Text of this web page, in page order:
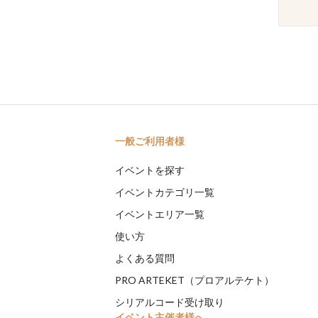
一般ご利用者様
イベントを探す
イベントカテゴリ一覧
イベントエリア一覧
使い方
よくある質問
PRO ARTEKET（プロアルテケト）
シリアルコード受け取り